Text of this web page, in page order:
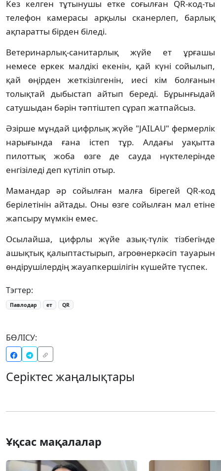
Кез келген тұтынушы етке соғылған QR-код-ты
телефон камерасы арқылы сканерлеп, барлық
ақпаратты бірден біледі.
Ветеринарлық-санитарлық жүйе ет ұрғашы
немесе еркек малдікі екенін, қай күні сойылып,
қай өңірден жеткізілгенін, иесі кім болғанын
толықтай дыбыстап айтып береді. Бұрынғыдай
сатушыдан бәрін тәптіштеп сұрап жатпайсыз.
Әзірше мұндай цифрлық жүйе "JAILAU" фермерлік
нарығында ғана істеп тұр. Алдағы уақытта
пилоттық жоба өзге де сауда нүктелерінде
енгізіледі деп күтіліп отыр.
Мамандар әр сойылған малға бірегей QR-код
берілетінін айтады. Оны өзге сойылған мал етіне
жапсыру мүмкін емес.
Осылайша, цифрлы жүйе азық-түлік тізбегінде
ашықтық қалыптастырып, агроөнеркәсіп тауарын
өндірушілердің жауапкершілігін күшейте түспек.
Тэгтер:
Павлодар ет QR
БӨЛІСУ:
Серіктес жаңалықтары
Ұқсас мақалалар